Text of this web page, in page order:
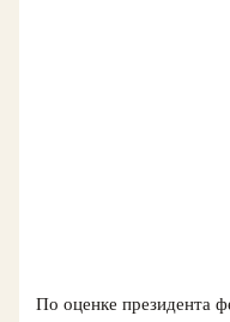
По оценке президента